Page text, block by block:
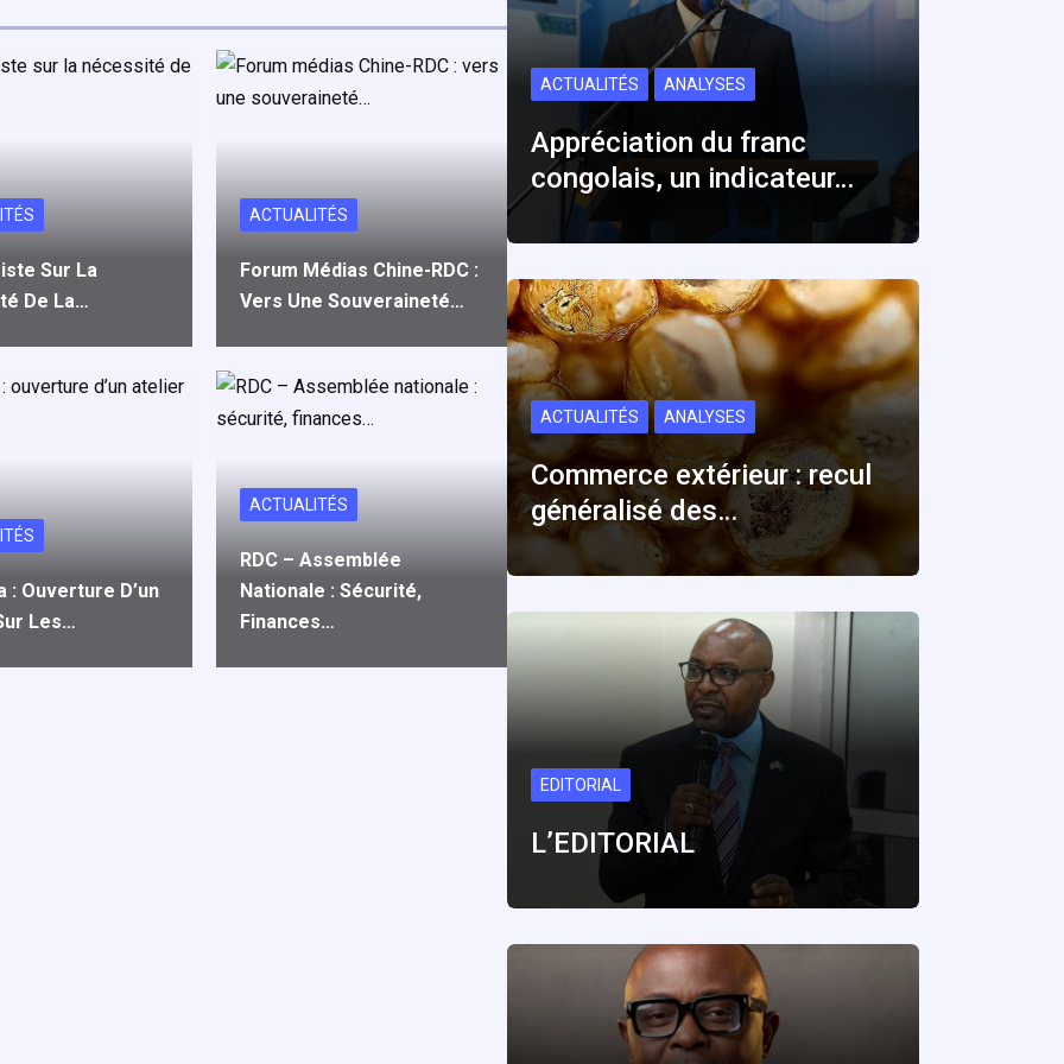
Sur La
De La…
ACTUALITÉS
Forum Médias Chine-RDC :
Vers Une Souveraineté…
: Ouverture D’un
Les…
ACTUALITÉS
RDC – Assemblée
Nationale : Sécurité,
Finances…
ACTUALITÉS ANALYSES
Appréciation du franc
congolais, un indicateur…
ACTUALITÉS ANALYSES
Commerce extérieur : recul
généralisé des…
EDITORIAL
L’EDITORIAL